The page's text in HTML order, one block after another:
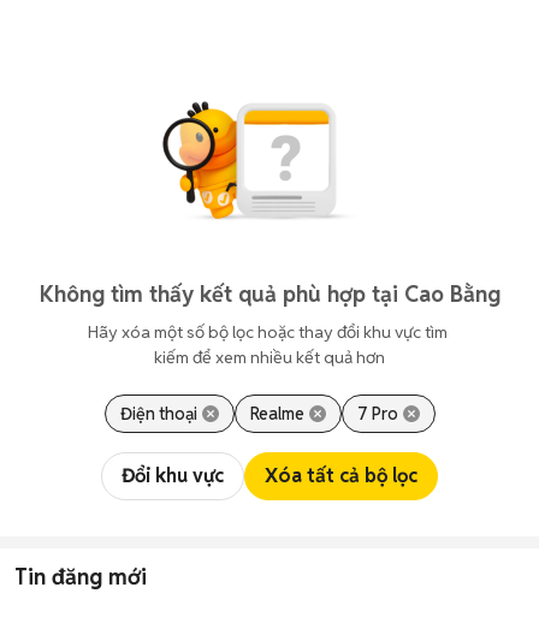
Không tìm thấy kết quả phù hợp tại Cao Bằng
Hãy xóa một số bộ lọc hoặc thay đổi khu vực tìm
kiếm để xem nhiều kết quả hơn
Điện thoại Realme 7 Pro
Đổi khu vực Xóa tất cả bộ lọc
Tin đăng mới